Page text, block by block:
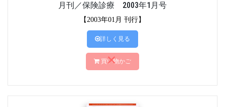
月刊／保険診療 2003年1月号
【2003年01月 刊行】
詳しく見る
買い物かご